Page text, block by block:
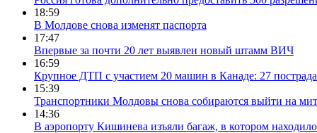
18:59
В Молдове снова изменят паспорта
17:47
Впервые за почти 20 лет выявлен новый штамм ВИЧ
16:59
Крупное ДТП с участием 20 машин в Канаде: 27
15:39
Транспортники Молдовы снова собираются выйти на
14:36
В аэропорту Кишинева изъяли багаж, в котором